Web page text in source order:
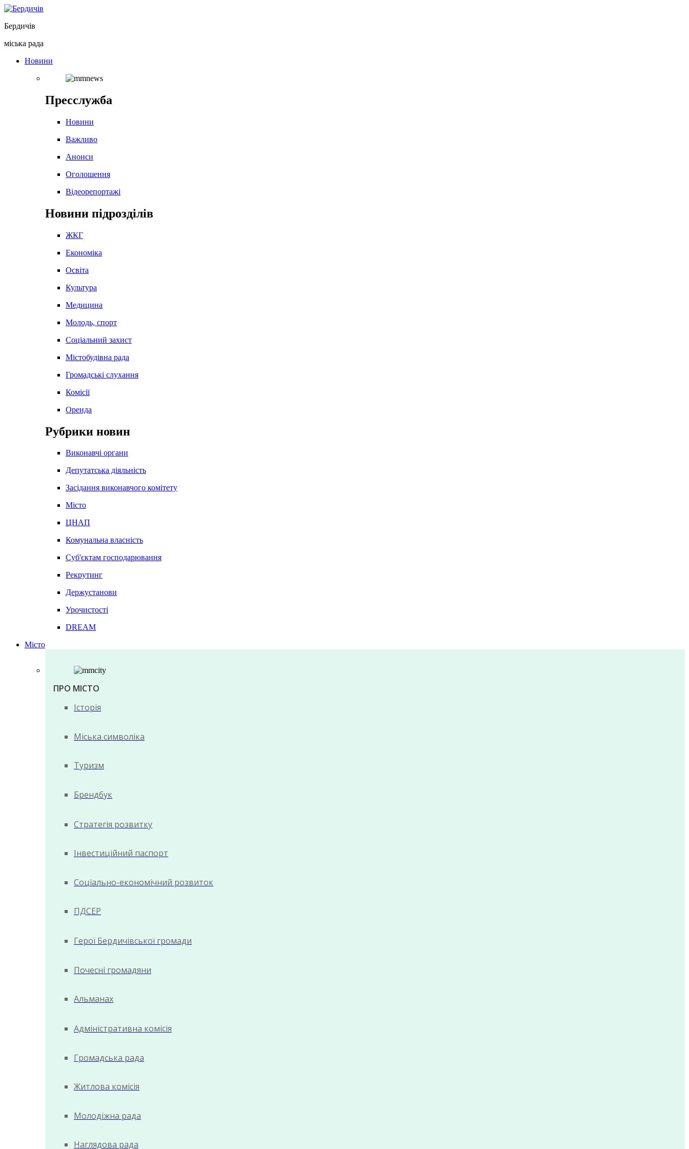
Перейти
вмісту
Бердичів
міська рада
Новини
Пресслужба
Новини
Важливо
Анонси
Оголошення
Відеорепортажі
Новини підрозділів
ЖКГ
Економіка
Освіта
Культура
Медицина
Молодь, спорт
Соціальний захист
Містобудівна рада
Громадські слухання
Комісії
Оренда
Рубрики новин
Виконавчі органи
Депутатська діяльність
Засідання виконавчого комітету
Місто
ЦНАП
Комунальна власність
Суб'єктам господарювання
Рекрутинг
Держустанови
Урочистості
DREAM
Місто
ПРО МІСТО
Історія
Міська символіка
Туризм
Брендбук
Стратегія розвитку
Інвестиційний паспорт
Соціально-економічний розвиток
ПДСЕР
Герої Бердичівської громади
Почесні громадяни
Альманах
Адміністративна комісія
Громадська рада
Житлова комісія
Молодіжна рада
Наглядова рада